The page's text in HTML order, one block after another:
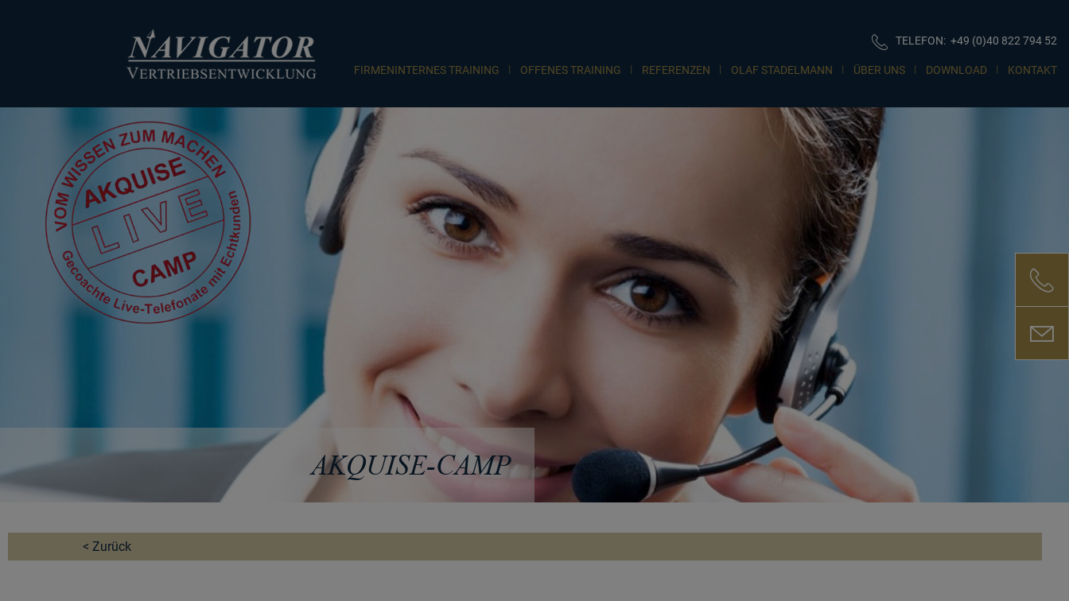
TELEFON: +49 (0)40 822 794 52
FIRMENINTERNES TRAINING OFFENES TRAINING REFERENZEN OLAF STADELMANN ÜBER UNS DOWNLOAD KONTAKT
AKQUISE-CAMP
< Zurück